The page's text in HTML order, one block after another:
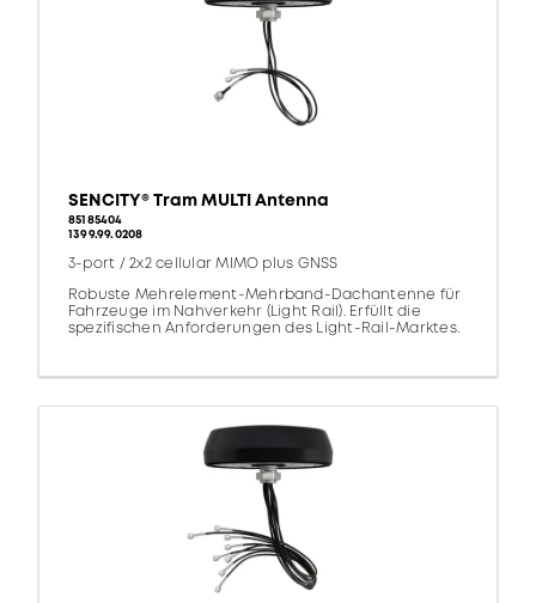
SENCITY® Tram MULTI Antenna
85185404
1399.99.0208
3-port / 2x2 cellular MIMO plus GNSS
Robuste Mehrelement-Mehrband-Dachantenne für
Fahrzeuge im Nahverkehr (Light Rail). Erfüllt die
spezifischen Anforderungen des Light-Rail-Marktes.